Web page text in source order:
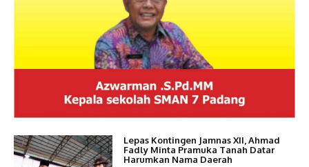
Lepas Kontingen Jamnas XII, Ahmad
Fadly Minta Pramuka Tanah Datar
Harumkan Nama Daerah